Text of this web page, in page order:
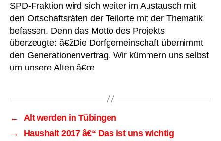
SPD-Fraktion wird sich weiter im Austausch mit
den Ortschaftsräten der Teilorte mit der Thematik
befassen. Denn das Motto des Projekts
überzeugte: â€žDie Dorfgemeinschaft übernimmt
den Generationenvertrag. Wir kümmern uns selbst
um unsere Alten.â€œ
←
Alt werden in Tübingen
→
Haushalt 2017 â€“ Das ist uns wichtig